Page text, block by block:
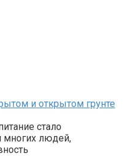
и открытом грунте
стало
многих людей,